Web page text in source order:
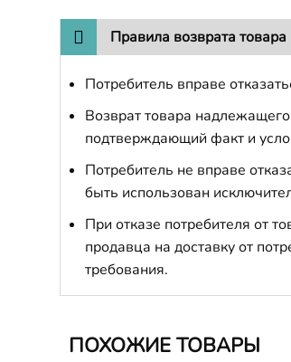
Правила возврата товара
Потребитель вправе
Возврат товара
подтверждающий факт и
Потребитель не вправе
быть использован
При отказе потребителя от
продавца на доставку от
требования.
ПОХОЖИЕ ТОВАРЫ